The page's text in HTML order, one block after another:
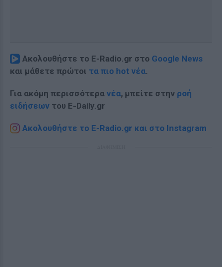
Ακολουθήστε το E-Radio.gr στο Google News
και μάθετε πρώτοι τα πιο hot νέα.
Για ακόμη περισσότερα νέα, μπείτε στην ροή
ειδήσεων του E-Daily.gr
Ακολουθήστε το E-Radio.gr και στο Instagram